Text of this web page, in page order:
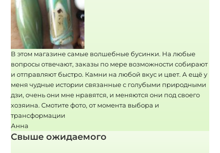
В этом магазине самые волшебные бусинки. На любые
вопросы отвечают, заказы по мере возможности собирают
и отправляют быстро. Камни на любой вкус и цвет. А ещё у
меня чудные истории связанные с голубыми природными
дзи, очень они мне нравятся, и меняются они под своего
хозяина. Смотите фото, от момента выбора и
трансформации
Анна
Свыше ожидаемого